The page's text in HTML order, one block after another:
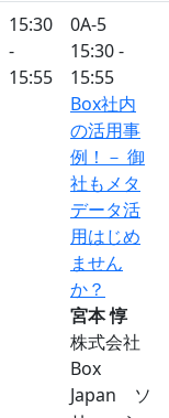
15:30
-
15:55
0A-5
15:30 -
15:55
Box社内
の活用事
例！－ 御
社もメタ
データ活
用はじめ
ません
か？
宮本 惇
株式会社
Box
Japan ソ